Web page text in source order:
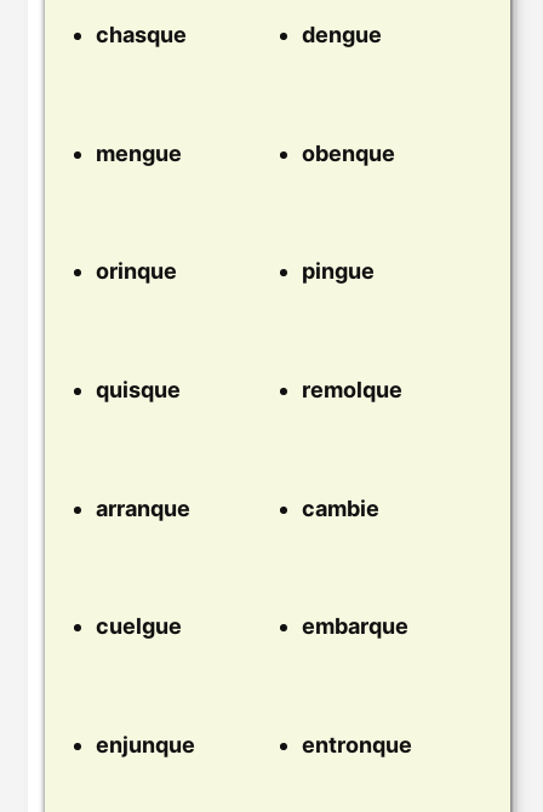
chasque dengue
mengue obenque
orinque pingue
quisque remolque
arranque cambie
cuelgue embarque
enjunque entronque